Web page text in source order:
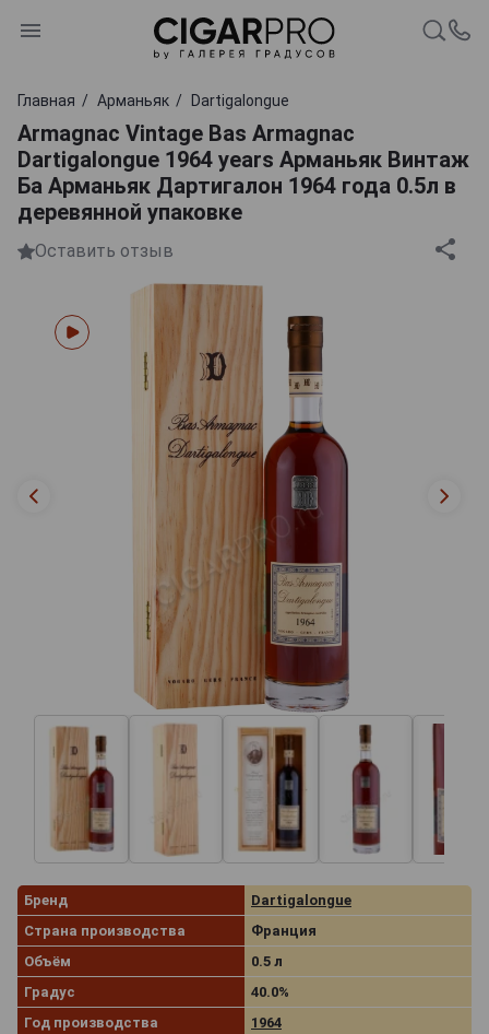
Главная Арманьяк Dartigalongue
Armagnac Vintage Bas Armagnac
Dartigalongue 1964 years Арманьяк Винтаж
Ба Арманьяк Дартигалон 1964 года 0.5л в
деревянной упаковке
Оставить отзыв
Бренд
Dartigalongue
Страна производства
Франция
Объём
0.5 л
Градус
40.0%
Год производства
1964